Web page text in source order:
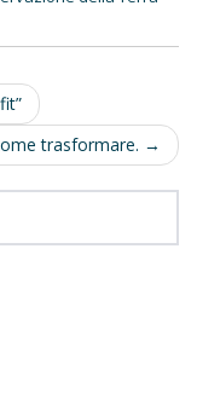
trasformare. →